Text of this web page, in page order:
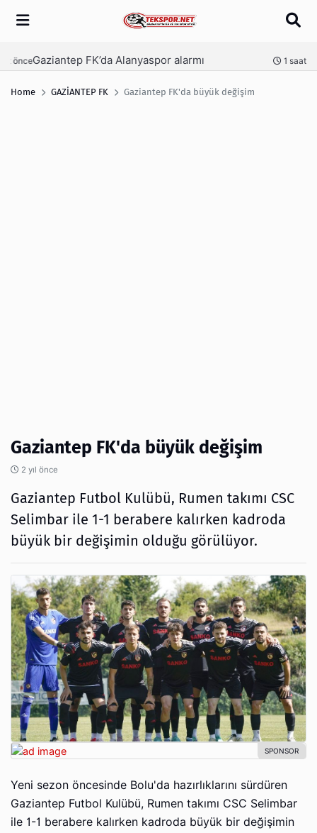
Arama
Gaziantep FK’da Alanyaspor alarmı 1 saat önce
Home GAZİANTEP FK Gaziantep FK'da büyük değişim
Gaziantep FK'da büyük değişim
2 yıl önce
Gaziantep Futbol Kulübü, Rumen takımı CSC
Selimbar ile 1-1 berabere kalırken kadroda
büyük bir değişimin olduğu görülüyor.
Yeni sezon öncesinde Bolu'da hazırlıklarını sürdüren
Gaziantep Futbol Kulübü, Rumen takımı CSC Selimbar
ile 1-1 berabere kalırken kadroda büyük bir değişimin